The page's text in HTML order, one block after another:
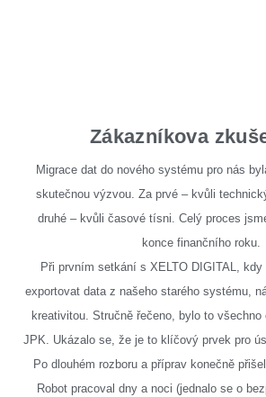
Zákazníkova
Migrace dat do nového systému pro nás
skutečnou výzvou. Za prvé – kvůli
druhé – kvůli časové tísni. Celý proces
konce finančního roku.
Při prvním setkání s XELTO DIGITAL,
exportovat data z našeho starého systému,
kreativitou. Stručně řečeno, bylo to
JPK. Ukázalo se, že je to klíčový prvek pro
Po dlouhém rozboru a příprav konečně
Robot pracoval dny a noci (jednalo se o